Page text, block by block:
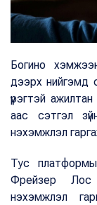
Богино
дээрх нийгэмд
үүрэгтэй
аас сэтгэл
нэхэмжлэл
Тус
Фрейзер Лос
нэхэмжлэл